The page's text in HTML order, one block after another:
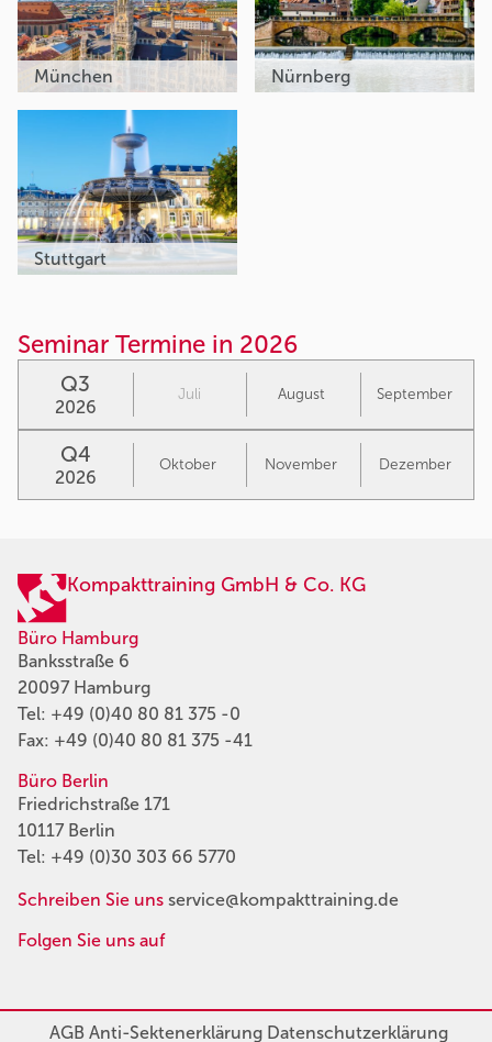
München Nürnberg
Stuttgart
Seminar Termine in 2026
Q3
2026
Juli August September
Q4
2026
Oktober November Dezember
Kompakttraining GmbH & Co. KG
Büro Hamburg
Banksstraße 6
20097 Hamburg
Tel: +49 (0)40 80 81 375 -0
Fax: +49 (0)40 80 81 375 -41
Büro Berlin
Friedrichstraße 171
10117 Berlin
Tel: +49 (0)30 303 66 5770
Schreiben Sie uns service@kompakttraining.de
Folgen Sie uns auf
AGBAnti-SektenerklärungDatenschutzerklärung